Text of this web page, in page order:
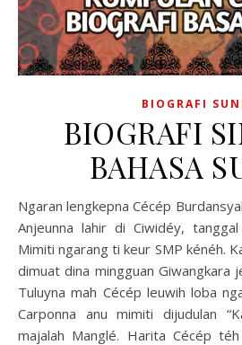
BIOGRAFI
BIOGRAFI
BAHASA
Ngaran lengkepna Cécép Burdansyah. Nénéhna mah Cécép.
Anjeunna lahir di Ciwidéy,
Mimiti ngarang ti keur SMP kénéh.
dimuat dina mingguan Giwangkara
Tuluyna mah Cécép leuwih loba
Carponna anu mimiti dijudulan
majalah Manglé. Harita Cécép